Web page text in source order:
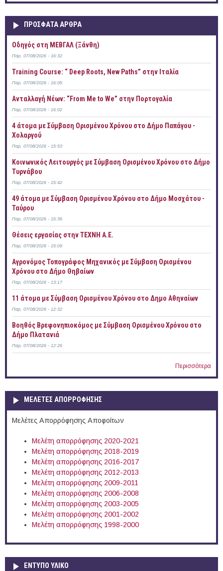
ΠΡOΣΦΑΤΑ AΡΘΡΑ
Οδηγός στη ΜΕΒΓΑΛ (Ξάνθη)
Παρ, 07/08/2026 - 16:32
Training Course: “ Deep Roots, New Paths” στην Ιταλία
Παρ, 07/08/2026 - 16:05
Ανταλλαγή Νέων: “From Me to We” στην Πορτογαλία
Παρ, 07/08/2026 - 16:02
4 άτομα με Σύμβαση Ορισμένου Χρόνου στο Δήμο Παπάγου -
Χολαργού
Παρ, 07/08/2026 - 15:53
Κοινωνικός Λειτουργός με Σύμβαση Ορισμένου Χρόνου στο Δήμο
Τυρνάβου
Παρ, 07/08/2026 - 15:42
49 άτομα με Σύμβαση Ορισμένου Χρόνου στο Δήμο Μοσχάτου -
Ταύρου
Παρ, 07/08/2026 - 15:36
Θέσεις εργασίας στην ΤΕΧΝΗ Α.Ε.
Παρ, 07/08/2026 - 15:09
Αγρονόμος Τοπογράφος Μηχανικός με Σύμβαση Ορισμένου
Χρόνου στο Δήμο Θηβαίων
Παρ, 07/08/2026 - 13:17
11 άτομα με Σύμβαση Ορισμένου Χρόνου στο Δημο Αθηναίων
Παρ, 07/08/2026 - 12:32
Βοηθός Βρεφονηπιοκόμος με Σύμβαση Ορισμένου Χρόνου στο
Δήμο Πλατανιά
Παρ, 07/08/2026 - 12:26
Περισσότερα
ΜΕΛΕΤΕΣ ΑΠΟΡΡΟΦΗΣΗΣ
Μελέτες Απορρόφησης Αποφοίτων
Μελέτη απορρόφησης 2020-2021
Μελέτη απορρόφησης 2018-2019
Μελέτη απορρόφησης 2016-2017
Μελέτη απορρόφησης 2012-2013
Μελέτη απορρόφησης 2009-2011
Μελέτη απορρόφησης 2006-2008
Μελέτη απορρόφησης 2003-2005
Μελέτη απορρόφησης 2001-2002
Μελέτη απορρόφησης 1998-2000
ΕΝΤΥΠΟ ΥΛΙΚΟ